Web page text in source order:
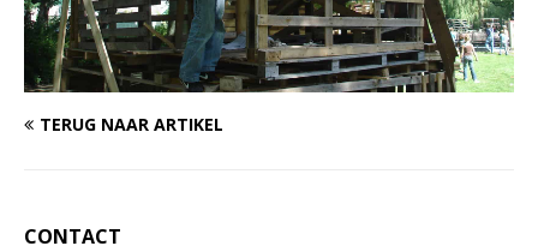
TERUG NAAR ARTIKEL
CONTACT